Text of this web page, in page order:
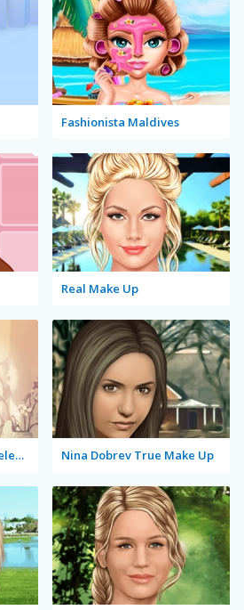
Fashionista Maldives
Real Make Up
Rosie Huntington-Whiteley True Make Up Nina Dobrev True Make Up